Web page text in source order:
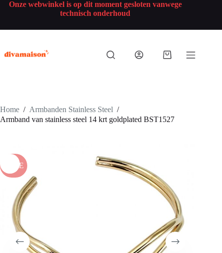
Onze webwinkel is op dit moment gesloten vanwege
technisch onderhoud
Home / Armbanden Stainless Steel /
Armband van stainless steel 14 krt goldplated BST1527
SALE